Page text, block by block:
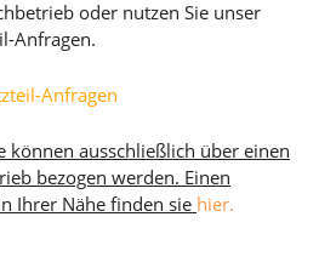
oder nutzen Sie unser
Anfragen.
Anfragen
können ausschließlich über einen
bezogen werden. Einen
Ihrer Nähe finden sie hier.